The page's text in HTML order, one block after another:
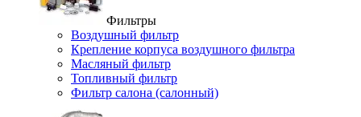
Фильтры
Воздушный фильтр
Крепление корпуса воздушного фильтра
Масляный фильтр
Топливный фильтр
Фильтр салона (салонный)